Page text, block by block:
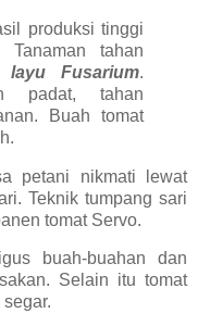
produksi tinggi
tahan
layu Fusarium.
padat, tahan
Buah tomat
petani nikmati lewat
Teknik tumpang sari
tomat Servo.
buah-buahan dan
Selain itu tomat